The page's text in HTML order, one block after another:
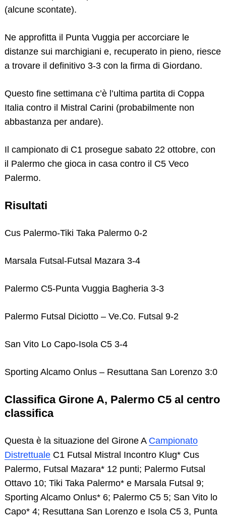
(alcune scontate).
Ne approfitta il Punta Vuggia per accorciare le
distanze sui marchigiani e, recuperato in pieno, riesce
a trovare il definitivo 3-3 con la firma di Giordano.
Questo fine settimana c’è l’ultima partita di Coppa
Italia contro il Mistral Carini (probabilmente non
abbastanza per andare).
Il campionato di C1 prosegue sabato 22 ottobre, con
il Palermo che gioca in casa contro il C5 Veco
Palermo.
Risultati
Cus Palermo-Tiki Taka Palermo 0-2
Marsala Futsal-Futsal Mazara 3-4
Palermo C5-Punta Vuggia Bagheria 3-3
Palermo Futsal Diciotto – Ve.Co. Futsal 9-2
San Vito Lo Capo-Isola C5 3-4
Sporting Alcamo Onlus – Resuttana San Lorenzo 3:0
Classifica Girone A, Palermo C5 al centro
classifica
Questa è la situazione del Girone A Campionato
Distrettuale C1 Futsal Mistral Incontro Klug* Cus
Palermo, Futsal Mazara* 12 punti; Palermo Futsal
Ottavo 10; Tiki Taka Palermo* e Marsala Futsal 9;
Sporting Alcamo Onlus* 6; Palermo C5 5; San Vito lo
Capo* 4; Resuttana San Lorenzo e Isola C5 3, Punta
for: